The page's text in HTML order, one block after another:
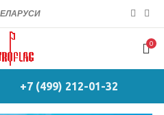
0
+7 (499) 212-01-32